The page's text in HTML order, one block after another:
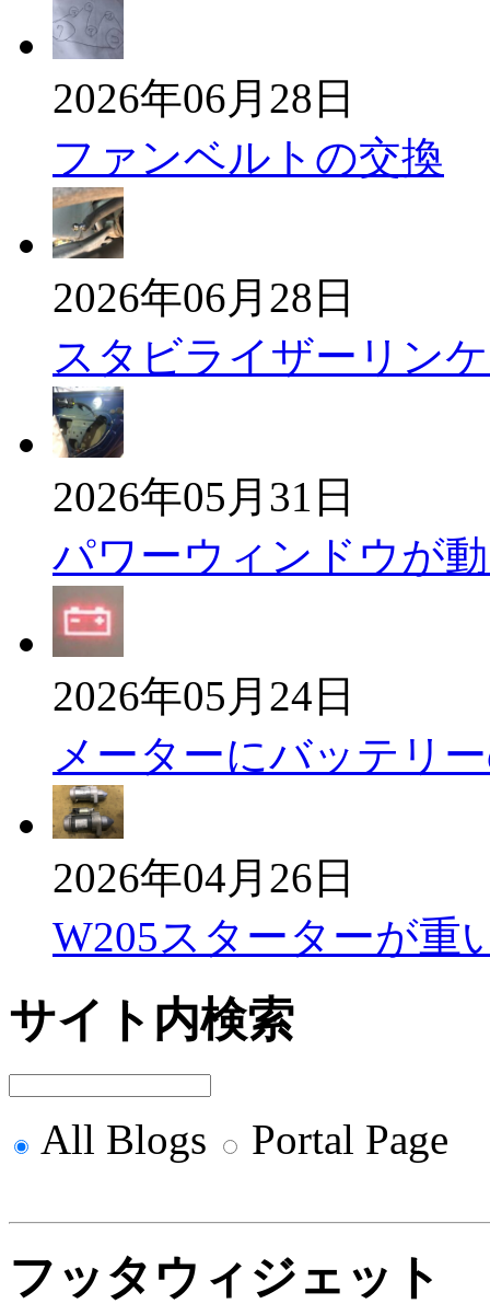
2026年06月28日
ファンベルトの交換
2026年06月28日
スタビライザーリン
2026年05月31日
パワーウィンドウが
2026年05月24日
メーターにバッテリ
2026年04月26日
W205スターターが重
サイト内検索
All Blogs Portal Page
フッタウィジェット